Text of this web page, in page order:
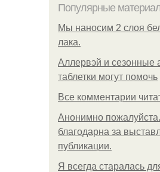
Популярные
Мы наносим 2 слоя
лака.
Аллервэй и сезонные
таблетки могут помочь
Все комментарии
Анонимно
благодарна за
публикации.
Я всегда старалась